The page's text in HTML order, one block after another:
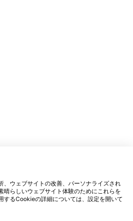
、ウェブサイトの改善、パーソナライズされ
晴らしいウェブサイト体験のためにこれらを
するCookieの詳細については、設定を開いて